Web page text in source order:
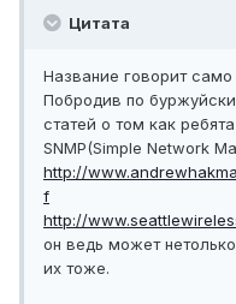
Цитата
Название говорит само
Побродив по
статей о том как
SNMP(Simple Network
http://
f
http://
он ведь может
их тоже.